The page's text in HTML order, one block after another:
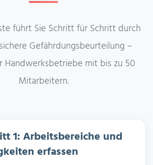
führt Sie Schritt für Schritt durch
Gefährdungsbeurteilung –
Handwerksbetriebe mit bis zu 50
Mitarbeitern.
1: Arbeitsbereiche und
erfassen